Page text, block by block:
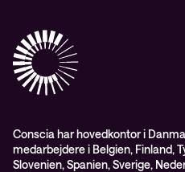
Observability
Conscia Managed Services
Conscia Services
Videoer
Whitepapers
Partnere
Presserum
ISO certifikater
Proces for kundeklager
Conscia har hovedkontor i
medarbejdere i Belgien, Finland,
Slovenien, Spanien, Sverige,